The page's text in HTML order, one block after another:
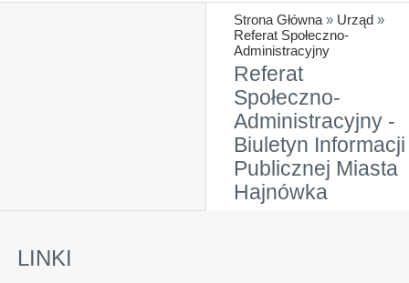
Strona Główna » Urząd »
Referat Społeczno-
Administracyjny
Referat
Społeczno-
Administracyjny -
Biuletyn Informacji
Publicznej Miasta
Hajnówka
LINKI